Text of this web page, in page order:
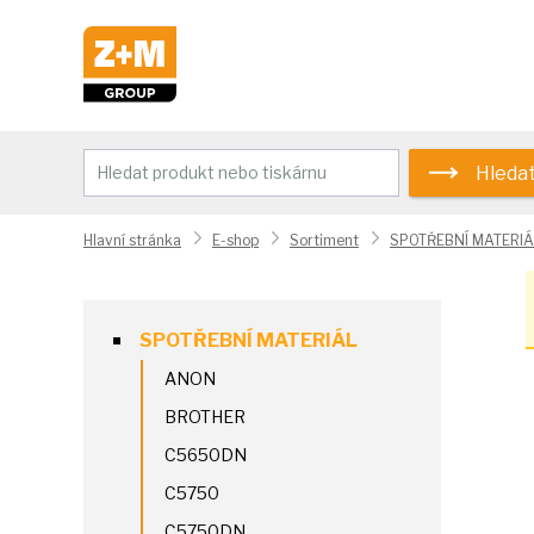
Hlavní stránka E-shop Sortiment SPOTŘEBNÍ
SPOTŘEBNÍ MATERIÁL
ANON
BROTHER
C5650DN
C5750